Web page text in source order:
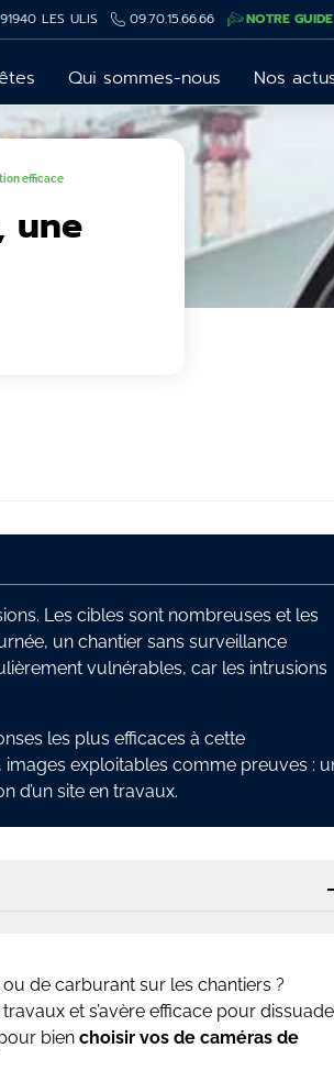
LES ULIS 09.70.15.66.66 NOTRE
Qui sommes-nous Nos
efficace
une
Les cibles sont nombreuses et les
un chantier sans surveillance
vulnérables, car les intrusions
les plus efficaces à cette
exploitables comme preuves :
d’un site en travaux.
de carburant sur les chantiers ?
et s’avère efficace pour
bien choisir vos de caméras de